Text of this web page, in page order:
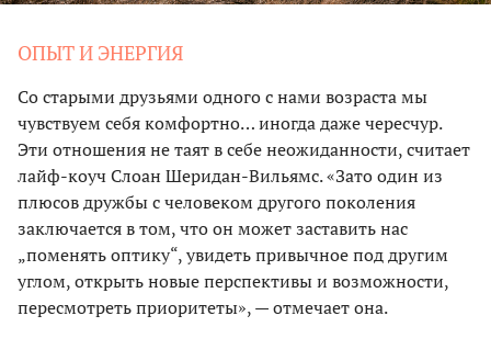
ОПЫТ И ЭНЕРГИЯ
Со старыми друзьями одного с нами возраста мы
чувствуем себя комфортно… иногда даже чересчур.
Эти отношения не таят в себе неожиданности, считает
лайф-коуч Слоан Шеридан-Вильямс. «Зато один из
плюсов дружбы с человеком другого поколения
заключается в том, что он может заставить нас
„поменять оптику“, увидеть привычное под другим
углом, открыть новые перспективы и возможности,
пересмотреть приоритеты», — отмечает она.